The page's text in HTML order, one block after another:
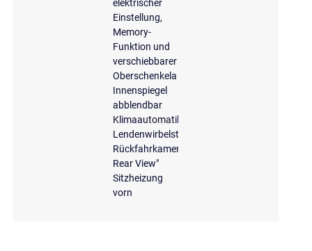
elektrischer
Einstellung,
Memory-
Funktion und
verschiebbarer
Oberschenkela
Innenspiegel
abblendbar
Klimaautomatik
Lendenwirbelstützen
Rückfahrkamera
Rear View"
Sitzheizung
vorn